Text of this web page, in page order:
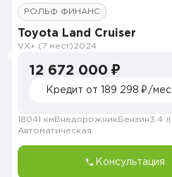
РОЛЬФ ФИНАНС
Toyota Land Cruiser
VX+ (7 мест)2024
12 672 000 ₽
Кредит от 189 298 ₽/мес
18041 км Внедорожник Бензин3.4 л.
Автоматическая
Консультация